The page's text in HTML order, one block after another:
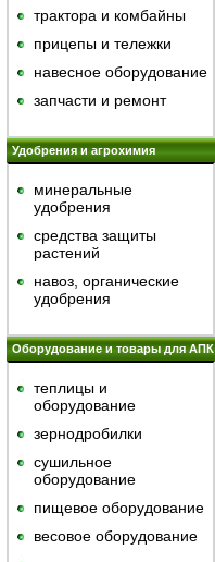
трактора и комбайны
прицепы и тележки
навесное оборудование
запчасти и ремонт
Удобрения и агрохимия
минеральные
удобрения
средства защиты
растений
навоз, органические
удобрения
Оборудование и товары для АПК
теплицы и
оборудование
зернодробилки
сушильное
оборудование
пищевое оборудование
весовое оборудование